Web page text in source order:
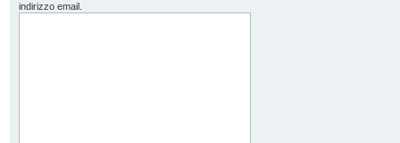
indirizzo email.